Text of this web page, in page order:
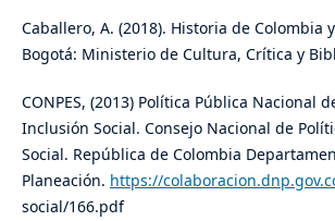
Caballero, A. (2018). Historia de Colombia
Bogotá: Ministerio de Cultura, Crítica y
CONPES, (2013) Política Pública Nacional
Inclusión Social. Consejo Nacional de
Social. República de Colombia
Planeación. https://
social/166.pdf